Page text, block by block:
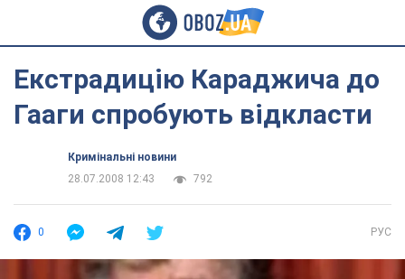
Екстрадицію Караджича до
Гааги спробують відкласти
Кримінальні новини
28.07.2008 12:43
792
0 РУС